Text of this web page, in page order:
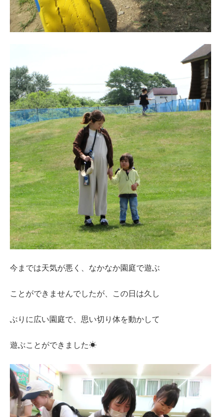
今までは天気が悪く、なかなか園庭で遊ぶ
ことができませんでしたが、この日は久し
ぶりに広い園庭で、思い切り体を動かして
遊ぶことができました☀